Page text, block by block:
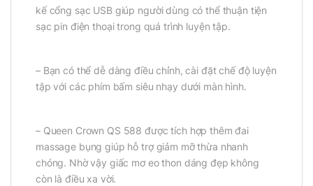
kế cổng sạc USB giúp người dùng có thể thuận tiện
sạc pin điện thoại trong quá trình luyện tập.
– Bạn có thể dễ dàng điều chỉnh, cài đặt chế độ luyện
tập với các phím bấm siêu nhạy dưới màn hình.
– Queen Crown QS 588 được tích hợp thêm đai
massage bụng giúp hỗ trợ giảm mỡ thừa nhanh
chóng. Nhờ vậy giấc mơ eo thon dáng đẹp không
còn là điều xa vời.